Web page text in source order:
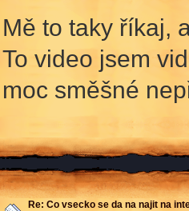
Mě to taky říkaj,
To video jsem
moc směšné
Re: Co vsecko se da na najit na